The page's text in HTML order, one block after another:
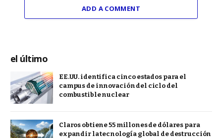
ADD A COMMENT
el último
EE.UU. identifica cinco estados para el
campus de innovación del ciclo del
combustible nuclear
Claros obtiene 55 millones de dólares para
expandir la tecnología global de destrucción